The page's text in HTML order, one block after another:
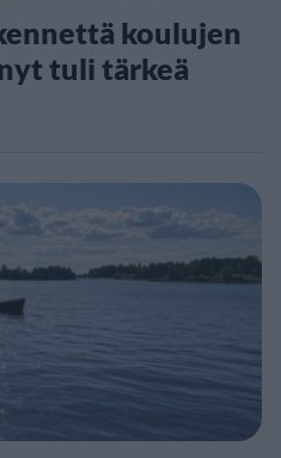
koulujen
tuli tärkeä